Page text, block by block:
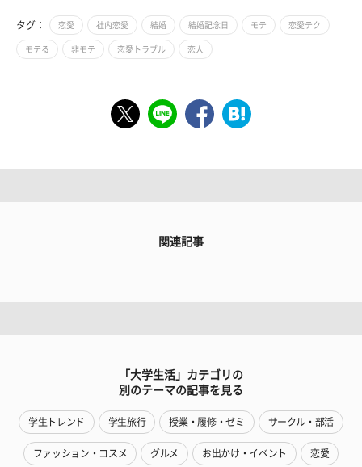
タグ： 恋愛 社内恋愛 結婚 結婚記念日 モテ 恋愛テク
モテる 非モテ 恋愛トラブル 恋人
関連記事
「大学生活」カテゴリの
別のテーマの記事を見る
学生トレンド 学生旅行 授業・履修・ゼミ サークル・部活
ファッション・コスメ グルメ お出かけ・イベント 恋愛